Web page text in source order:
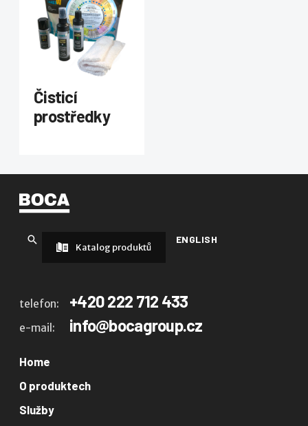
Čisticí
prostředky
ENGLISH
Katalog produktů
telefon: +420 222 712 433
e-mail: info@bocagroup.cz
Home
O produktech
Služby